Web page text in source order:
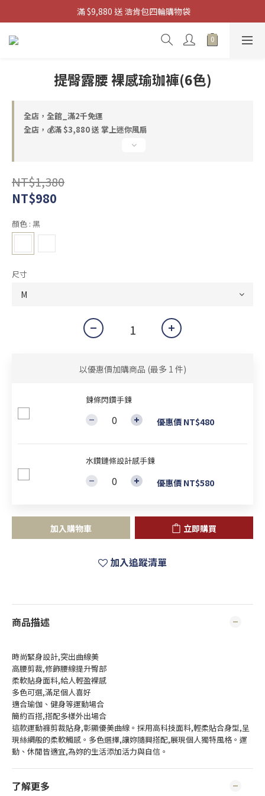
滿 $3880 送 掌上迷你風扇
滿 $9,880 送 浩肯包四輪購物袋
滿 $3880 送 掌上迷你風扇
提臀露腰 裸感瑜珈褲(6色)
全店，全館_滿2千免運
全店，💰滿 $3,880 送 掌上迷你風扇
NT$1,380
NT$980
顏色 : 黑
尺寸
以優惠價加購商品 (最多 1 件)
鍊條閃鑽手鍊
優惠價 NT$480
水鑽鏈條設計感手鍊
優惠價 NT$580
加入購物車 立即購買
加入追蹤清單
商品描述
時尚緊身設計,突出曲線美
高腰剪裁,修飾腰線提升臀部
柔軟貼身面料,給人輕盈裸感
多色可選,滿足個人喜好
適合瑜伽、健身等運動場合
簡約百搭,搭配多樣外出場合
這款運動褲剪裁貼身,彰顯優美曲線。採用高科技面料,輕柔貼合身型,呈
現絲綢般的柔軟觸感。多色選擇,讓妳隨興搭配,展現個人獨特風格。運
動、休閒皆適宜,為妳的生活添加活力與自信。
了解更多